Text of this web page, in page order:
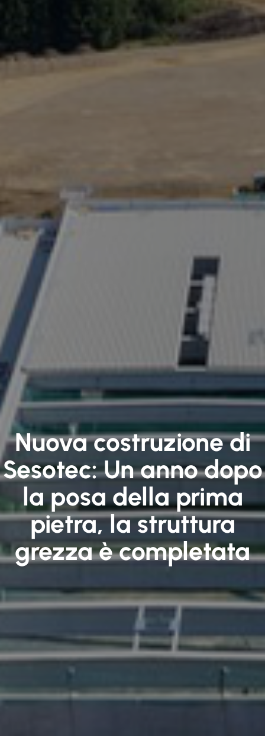
Nuova costruzione di
Sesotec: Un anno dopo
la posa della prima
pietra, la struttura
grezza è completata